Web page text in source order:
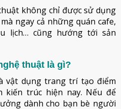
không chỉ được sử dụng
ngay cả những quán cafe,
lịch… cũng hướng tới sản
thuật là gì?
vật dụng trang trí tạo điểm
kiến trúc hiện nay. Nếu để
dành cho bạn bè người